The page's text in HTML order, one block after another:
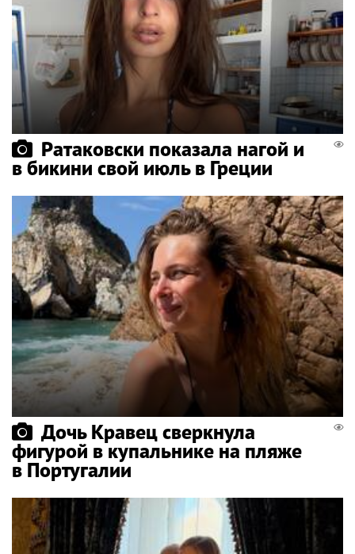
Ратаковски показала нагой и
в бикини свой июль в Греции
Дочь Кравец сверкнула
фигурой в купальнике на пляже
в Португалии